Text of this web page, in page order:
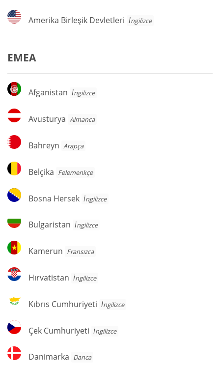
Amerika
Birleşik
Amerika Birleşik Devletleri İngilizce
EMEA
Afganistan
Afganistan İngilizce
Avusturya
Avusturya Almanca
Bahreyn
Bahreyn Arapça
Belçika
Belçika Felemenkçe
Bosna
Hersek
Bosna Hersek İngilizce
Bulgaristan
Bulgaristan İngilizce
Kamerun
Kamerun Fransızca
Hırvatistan
Hırvatistan İngilizce
Kıbrıs
Cumhuriyeti
Kıbrıs Cumhuriyeti İngilizce
Çek
Cumhuriyeti
Çek Cumhuriyeti İngilizce
Danimarka
Danimarka Danca